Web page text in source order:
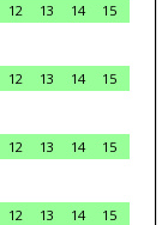
12 13 14
15
12 13 14
15
12 13 14
15
12 13 14
15